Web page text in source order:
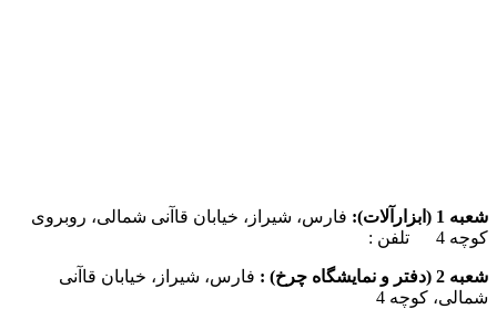
شعبه 1 (ابزارآلات):
فارس، شیراز، خیابان قاآنی شمالی، روبروی
کوچه 4 تلفن :
شعبه 2 (دفتر و نمایشگاه چرخ) :
فارس، شیراز، خیابان قاآنی
شمالی، کوچه 4